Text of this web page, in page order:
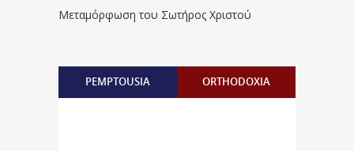
Μεταμόρφωση του Σωτήρος Χριστού
PEMPTOUSIA ORTHODOXIA